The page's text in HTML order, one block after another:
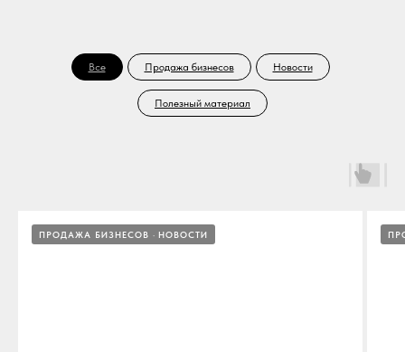
Все Продажа бизнесов Новости
Полезный материал
ПРОДАЖА БИЗНЕСОВ НОВОСТИ